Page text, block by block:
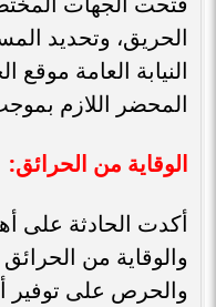
الحريق، وتحديد
النيابة العامة
المحضر اللازم
الوقاية من الحرائق:
أكدت الحادثة على
والوقاية من
والحرص على توفير